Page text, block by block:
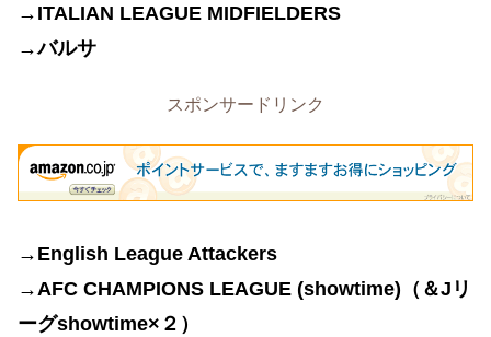
→ITALIAN LEAGUE MIDFIELDERS
→バルサ
スポンサードリンク
→English League Attackers
→AFC CHAMPIONS LEAGUE (showtime)（＆Jリ
ーグshowtime×２ ）